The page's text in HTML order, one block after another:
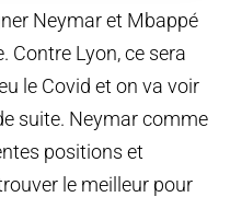
Neymar et Mbappé
Contre Lyon, ce sera
le Covid et on va voir
suite. Neymar comme
positions et
le meilleur pour